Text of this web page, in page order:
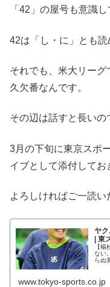
「42」の屋号も意識
42は「し・に」とも読
それでも、米大リー
久欠番なんです。
その辺は話すと長い
3月の下旬に東京スポ
イブとして添付してお
よろしければご一読い
ヤ
| 東
【
ない
らぬ
www.tokyo-sports.co.jp